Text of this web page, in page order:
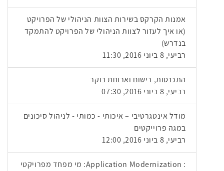
אמנות הקרקס בשירות הצוות הניהולי של הפרויקט
(או איך לעזור לצוות הניהולי של הפרויקט להתמקד
בנדרש)
רביעי, 8 ביוני 2016, 11:30
התכנסות, רישום וארוחת בוקר
רביעי, 8 ביוני 2016, 07:30
מודל אינטגרטיבי – איכותי - כמותי - לניהול סיכונים
במגה פרוייקטים
רביעי, 8 ביוני 2016, 12:00
: Application Modernization: מי מפחד מפרויקטי